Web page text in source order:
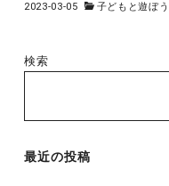
2023-03-05 子どもと遊ぼう
検索
最近の投稿